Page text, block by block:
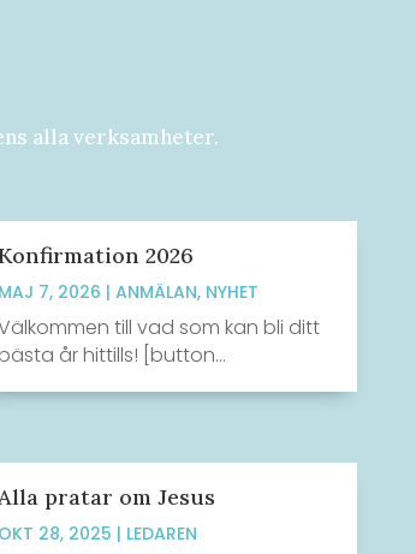
alla verksamheter.
2026
MAJ 7, 2026 | ANMÄLAN, NYHET
till vad som kan bli ditt
år hittills! [button...
pratar om Jesus
OKT 28, 2025 | LEDAREN